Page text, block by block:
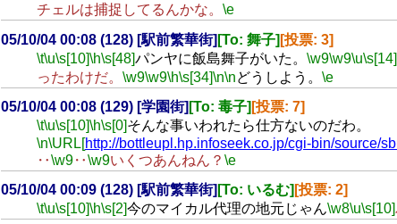
チェルは捕捉してるんかな。 \e
05/10/04 00:08 (128) [駅前繁華街] [To: 舞子] [投票: 3]
\t\u\s[10]\h\s[48]パンヤに飯島舞子がいた。 \w9\w9\u\s[14]
ったわけだ。 \w9\w9\h\s[34]\n\nどうしよう。 \e
05/10/04 00:08 (129) [学園街] [To: 毒子] [投票: 7]
\t\u\s[10]\h\s[0]そんな事いわれたら仕方ないのだわ。
\n\URL[http://bottleupl.hp.infoseek.co.jp/cgi-bin/source/
‥\w9‥\w9いくつあんねん？ \e
05/10/04 00:09 (128) [駅前繁華街] [To: いるむ] [投票: 2]
\t\u\s[10]\h\s[2]今のマイカル代理の地元じゃん\w8\u\s[10]